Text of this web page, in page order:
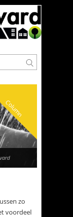
Column
zo
voordeel